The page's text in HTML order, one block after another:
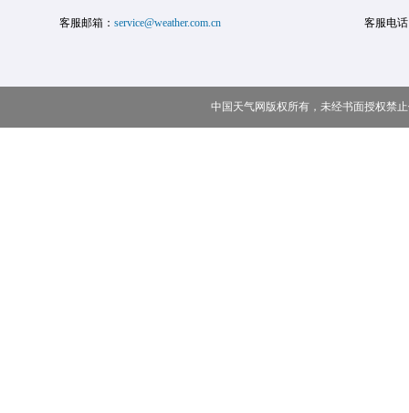
客服邮箱： service@weather.com.cn 客服电
中国天气网版权所有，未经书面授权